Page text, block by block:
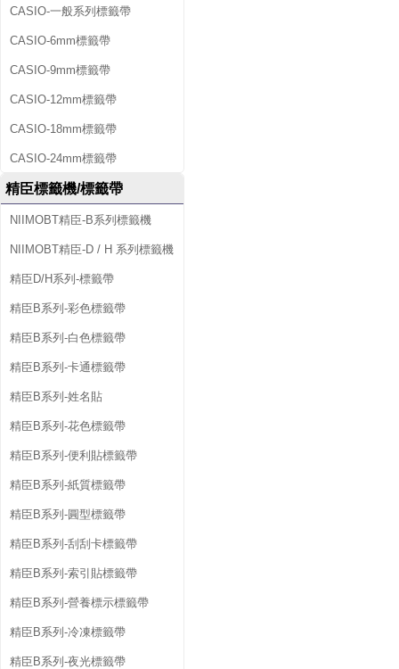
CASIO-一般系列標籤帶
CASIO-6mm標籤帶
CASIO-9mm標籤帶
CASIO-12mm標籤帶
CASIO-18mm標籤帶
CASIO-24mm標籤帶
精臣標籤機/標籤帶
NIIMOBT精臣-B系列標籤機
NIIMOBT精臣-D / H 系列標籤機
精臣D/H系列-標籤帶
精臣B系列-彩色標籤帶
精臣B系列-白色標籤帶
精臣B系列-卡通標籤帶
精臣B系列-姓名貼
精臣B系列-花色標籤帶
精臣B系列-便利貼標籤帶
精臣B系列-紙質標籤帶
精臣B系列-圓型標籤帶
精臣B系列-刮刮卡標籤帶
精臣B系列-索引貼標籤帶
精臣B系列-營養標示標籤帶
精臣B系列-冷凍標籤帶
精臣B系列-夜光標籤帶